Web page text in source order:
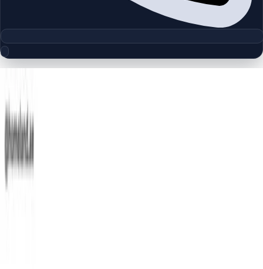
Azizi Victoria | MBR City | by Azizi
چیدمان‌های دقیق پروژه‌ها و مناطق دبی را بررسی کنید تا واحدها را
پلان‌های طبقه